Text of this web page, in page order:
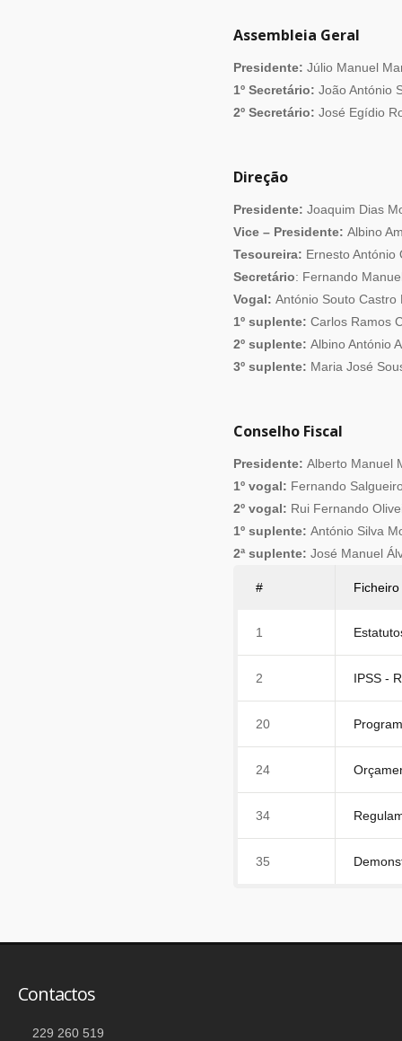
Assembleia Geral
Presidente: Júlio Manuel
1º Secretário: João António
2º Secretário: José Egídio
Direção
Presidente: Joaquim Dias
Vice – Presidente: Albino
Tesoureira: Ernesto António
Secretário: Fernando
Vogal: António Souto Castro
1º suplente: Carlos Ramos
2º suplente: Albino António
3º suplente: Maria José
Conselho Fiscal
Presidente: Alberto Manuel
1º vogal: Fernando
2º vogal: Rui Fernando
1º suplente: António Silva
2ª suplente: José Manuel
# Ficheiro
1
2 IPSS -
20
24
34
35
Contactos
229 260 519